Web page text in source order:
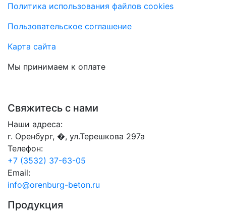
Политика использования файлов cookies
Пользовательское соглашение
Карта сайта
Мы принимаем к оплате
Свяжитесь с нами
Наши адреса:
г. Оренбург, �, ул.Терешкова 297а
Телефон:
+7 (3532) 37-63-05
Email:
info@orenburg-beton.ru
Продукция